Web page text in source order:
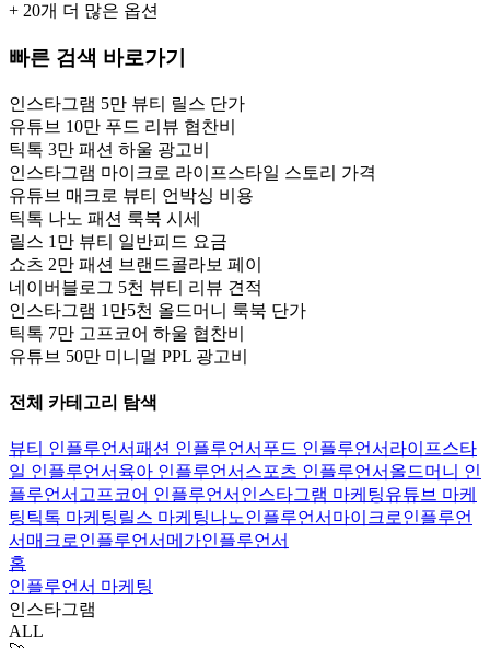
+ 20개 더 많은 옵션
빠른 검색 바로가기
인스타그램 5만 뷰티 릴스 단가
유튜브 10만 푸드 리뷰 협찬비
틱톡 3만 패션 하울 광고비
인스타그램 마이크로 라이프스타일 스토리 가격
유튜브 매크로 뷰티 언박싱 비용
틱톡 나노 패션 룩북 시세
릴스 1만 뷰티 일반피드 요금
쇼츠 2만 패션 브랜드콜라보 페이
네이버블로그 5천 뷰티 리뷰 견적
인스타그램 1만5천 올드머니 룩북 단가
틱톡 7만 고프코어 하울 협찬비
유튜브 50만 미니멀 PPL 광고비
전체 카테고리 탐색
뷰티 인플루언서패션 인플루언서 푸드 인플루언서 라이프스타
일 인플루언서 육아 인플루언서 스포츠 인플루언서 올드머니 인
플루언서 고프코어 인플루언서 인스타그램 마케팅유튜브 마케
팅틱톡 마케팅 릴스 마케팅나노인플루언서 마이크로인플루언
서 매크로인플루언서 메가인플루언서
홈
인플루언서 마케팅
인스타그램
ALL